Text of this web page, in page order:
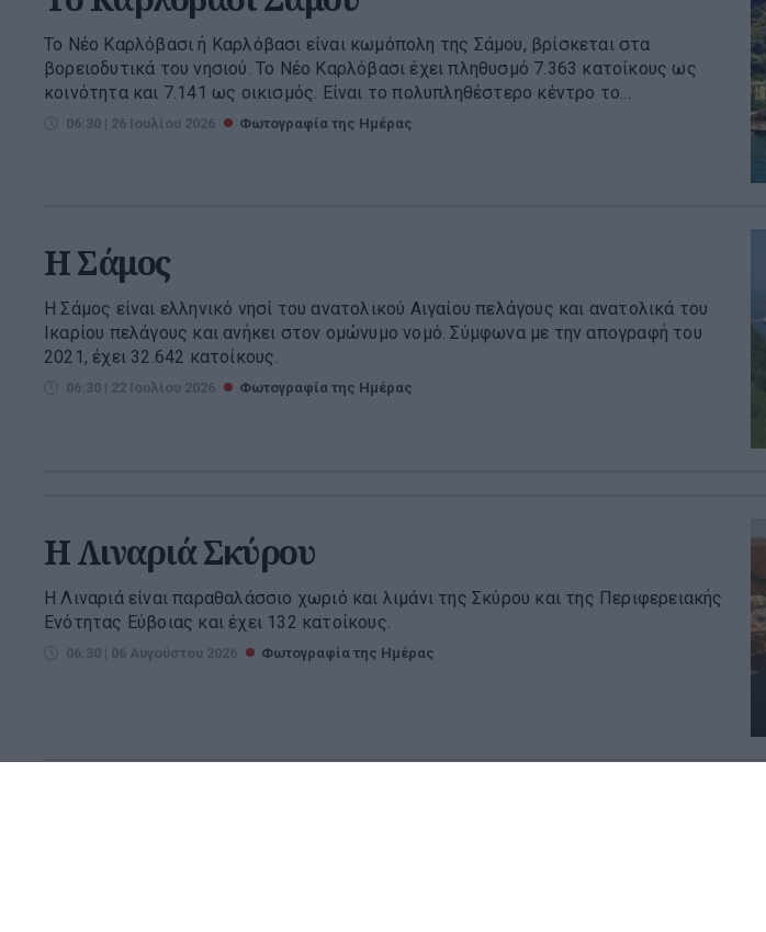
Το Νέο Καρλόβασι ή Καρλόβασι είναι κωμόπολη της Σάμου, βρίσκεται στα
βορειοδυτικά του νησιού. Το Νέο Καρλόβασι έχει πληθυσμό 7.363 κατοίκους ως
κοινότητα και 7.141 ως οικισμός. Είναι το πολυπληθέστερο κέντρο το...
06:30 | 26 Ιουλίου 2026 Φωτογραφία της Ημέρας
H Σάμος
Η Σάμος είναι ελληνικό νησί του ανατολικού Αιγαίου πελάγους και ανατολικά του
Ικαρίου πελάγους και ανήκει στον ομώνυμο νομό. Σύμφωνα με την απογραφή του
2021, έχει 32.642 κατοίκους.
06:30 | 22 Ιουλίου 2026 Φωτογραφία της Ημέρας
H Λιναριά Σκύρου
Η Λιναριά είναι παραθαλάσσιο χωριό και λιμάνι της Σκύρου και της Περιφερειακής
Ενότητας Εύβοιας και έχει 132 κατοίκους.
06:30 | 06 Αυγούστου 2026 Φωτογραφία της Ημέρας